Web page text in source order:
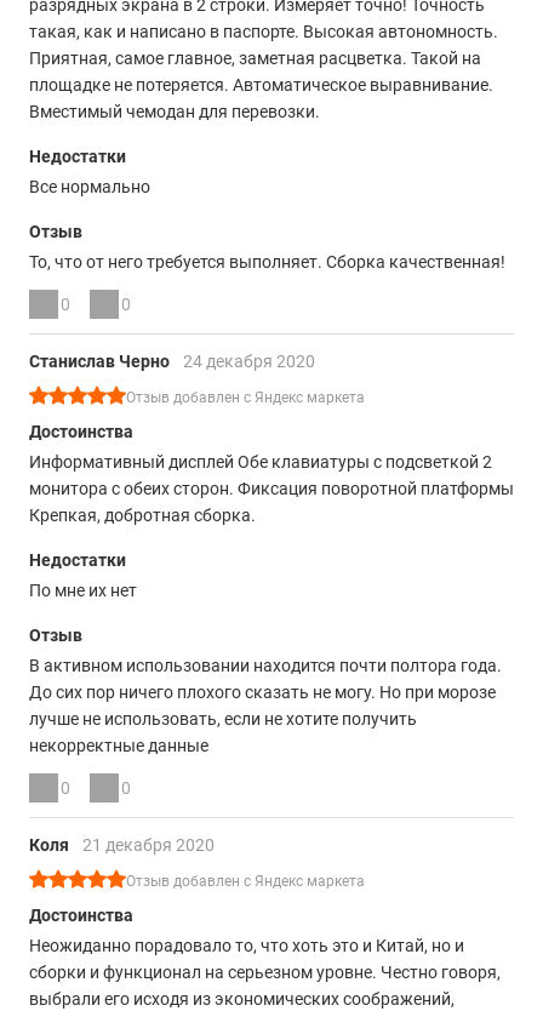
разрядных экрана в 2 строки. Измеряет точно! Точность
такая, как и написано в паспорте. Высокая автономность.
Приятная, самое главное, заметная расцветка. Такой на
площадке не потеряется. Автоматическое выравнивание.
Вместимый чемодан для перевозки.
Недостатки
Все нормально
Отзыв
То, что от него требуется выполняет. Сборка качественная!
0 0
Станислав Черно 24 декабря 2020
Отзыв добавлен с Яндекс маркета
Достоинства
Информативный дисплей Обе клавиатуры с подсветкой 2
монитора с обеих сторон. Фиксация поворотной платформы
Крепкая, добротная сборка.
Недостатки
По мне их нет
Отзыв
В активном использовании находится почти полтора года.
До сих пор ничего плохого сказать не могу. Но при морозе
лучше не использовать, если не хотите получить
некорректные данные
0 0
Коля 21 декабря 2020
Отзыв добавлен с Яндекс маркета
Достоинства
Неожиданно порадовало то, что хоть это и Китай, но и
сборки и функционал на серьезном уровне. Честно говоря,
выбрали его исходя из экономических соображений,